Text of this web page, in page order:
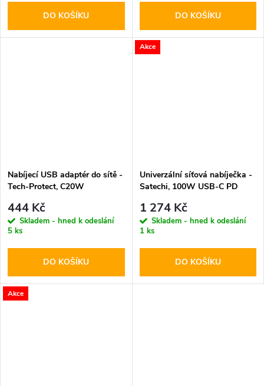
DO KOŠÍKU DO KOŠÍKU
Nabíjecí USB adaptér do sítě -
Tech-Protect, C20W
444 Kč
Skladem - hned k odeslání
5 ks
DO KOŠÍKU
Akce
Univerzální síťová nabíječka -
Satechi, 100W USB-C PD
1 274 Kč
Skladem - hned k odeslání
1 ks
DO KOŠÍKU
Akce